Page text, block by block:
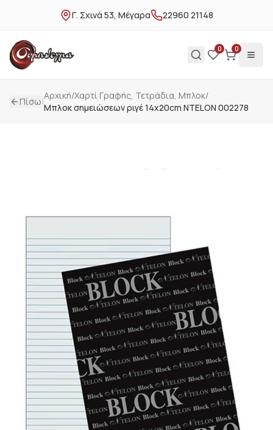
Γ. Σχινά 53, Μέγαρα 22960 21148
0 0
Πίσω|Αρχική/Χαρτί Γραφής, Τετράδια, Μπλοκ/
Μπλοκ σημειώσεων ριγέ 14x20cm NTELON 002278